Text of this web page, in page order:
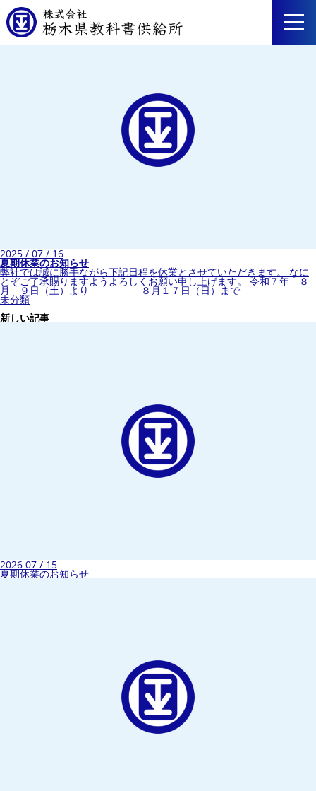
2025 / 07 / 16
夏期休業のお知らせ
弊社では誠に勝手ながら下記日程を休業とさせていただきます。 なに
とぞご了承賜りますようよろしくお願い申し上げます。 令和７年 ８
月 ９日（土）より ８月１７日（日）まで
未分類
新しい記事
2026 07 / 15
夏期休業のお知らせ